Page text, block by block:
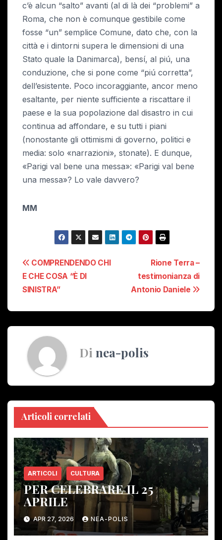
c’è alcun “salto” avanti (al di là dei “problemi” a
Roma, che non è comunque gestibile come
fosse “un” semplice Comune, dato che, con la
città e i dintorni supera le dimensioni di una
Stato quale la Danimarca), bensí, al piú, una
conduzione, che si pone come “piú corretta”,
dell’esistente. Poco incoraggiante, ancor meno
esaltante, per niente sufficiente a riscattare il
paese e la sua popolazione dal disastro in cui
continua ad affondare, e su tutti i piani
(nonostante gli ottimismi di governo, politici e
media: solo «narrazioni», stonate). E dunque,
«Parigi val bene una messa»: «Parigi val bene
una messa»? Lo vale davvero?
MM
Navigazione
articoli
Rione Terra –
testimonianza di
Antonio Daniele
COMPRENDENDO CHI
E CHE COSA “È DI
SINISTRA”
Di nea-polis
Articoli correlati
ARTICOLI CULTURA
PER CELEBRARE IL 25
APRILE
APR 27, 2026 NEA-POLIS